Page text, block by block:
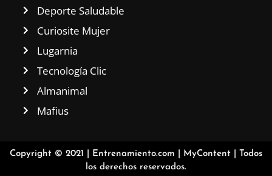
Deporte Saludable
Curiosite Mujer
Lugarnia
Tecnología Clic
Almanimal
Mafius
Copyright © 2021 | Entrenamiento.com MyContent | Todos
los derechos reservados.